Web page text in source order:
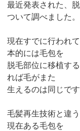
最近発表された、
ついて調べました。
現在すでに行われ
本的には毛包を
脱毛部位に移植す
れば毛がまた
生えるのは同じです
毛髪再生技術と違
現在ある毛包を